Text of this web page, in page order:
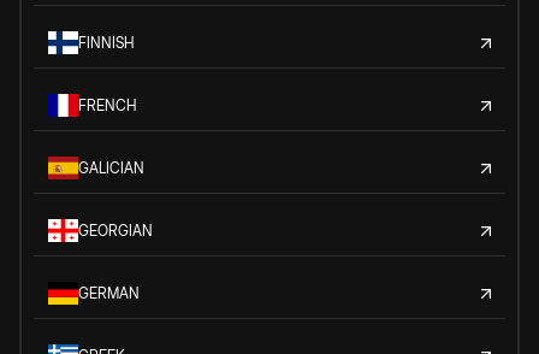
FINNISH
FRENCH
GALICIAN
GEORGIAN
GERMAN